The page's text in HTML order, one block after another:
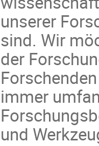
unserer
sind. Wir
der
immer
und